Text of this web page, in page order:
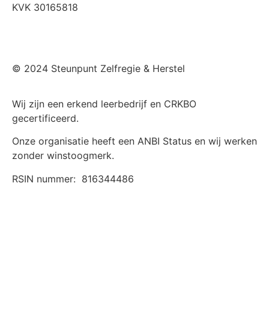
KVK 30165818
© 2024 Steunpunt Zelfregie & Herstel
Wij zijn een erkend leerbedrijf en CRKBO
gecertificeerd.
Onze organisatie heeft een ANBI Status en wij werken
zonder winstoogmerk.
RSIN nummer: 816344486